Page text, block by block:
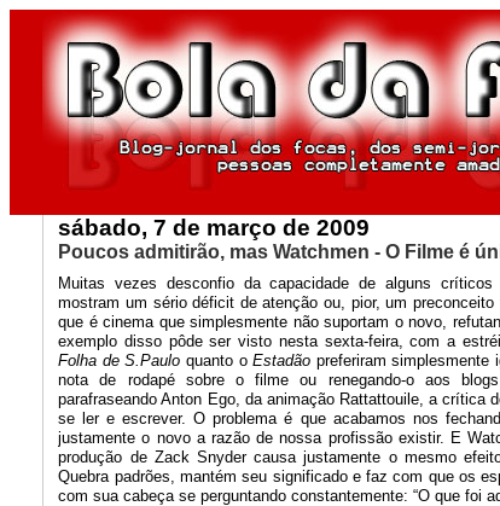
sábado, 7 de março de 2009
Poucos admitirão, mas Watchmen - O Filme é
Muitas vezes desconfio da capacidade de alguns
mostram um sério déficit de atenção ou, pior, um
que é cinema que simplesmente não suportam o novo,
exemplo disso pôde ser visto nesta sexta-feira, com a
Folha de S.Paulo quanto oEstadão preferiram simplesmente
nota de rodapé sobre o filme ou renegando-o aos
parafraseando Anton Ego, da animação Rattattouile, a crítica
se ler e escrever. O problema é que acabamos nos
justamente o novo a razão de nossa profissão existir. E
produção de Zack Snyder causa justamente o mesmo
Quebra padrões, mantém seu significado e faz com que os
com sua cabeça se perguntando constantemente: “O que foi